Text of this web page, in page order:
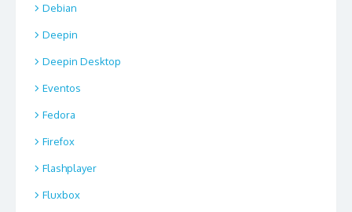
Debian
Deepin
Deepin Desktop
Eventos
Fedora
Firefox
Flashplayer
Fluxbox